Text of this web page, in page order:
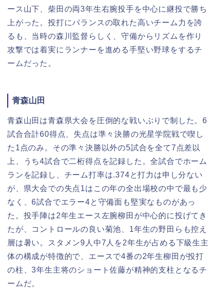
ース山下、柴田の両3年生右腕投手を中心に継投で勝ち
上がった。投打にバランスの取れた高いチーム力を誇
るも、 当時の森川監督らしく、守備からリズムを作り
攻撃では着実にランナーを進める手堅い野球をするチ
ームだった。
青森山田
青森山田は青森県大会を圧倒的な戦いぶりで制した。6
試合合計60得点、失点は準々決勝の光星学院戦で喫し
た1点のみ。その準々決勝以外の5試合を全て7点差以
上、うち4試合で二桁得点を記録した。全試合でホーム
ランを記録し、チーム打率は.374と打力は申し分ない
が、県大会での失点1はこの年の全出場校の中で最も少
なく、6試合でエラー4と守備面も堅実なものがあっ
た。投手陣は2年生エース左腕柳田が中心的に投げてき
たが、コントロールの良い菊池、1年生の野田らも控え
層は暑い。スタメン9人中7人を2年生が占める下級生主
体の構成が特徴的で、エースで4番の2年生柳田が投打
の柱、3年生主将のショート佐藤が精神的支柱となるチ
ームだ。